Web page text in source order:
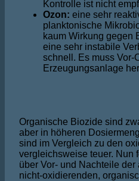
Kontrolle ist nicht
Ozon: eine sehr
planktonische
kaum Wirkung gegen
eine sehr instabile
schnell. Es muss Vor-
Erzeugungsanlage
Organische Biozide sind
aber in höheren
sind im Vergleich zu den
vergleichsweise teuer. Nun
über Vor- und Nachteile
nicht-oxidierenden,